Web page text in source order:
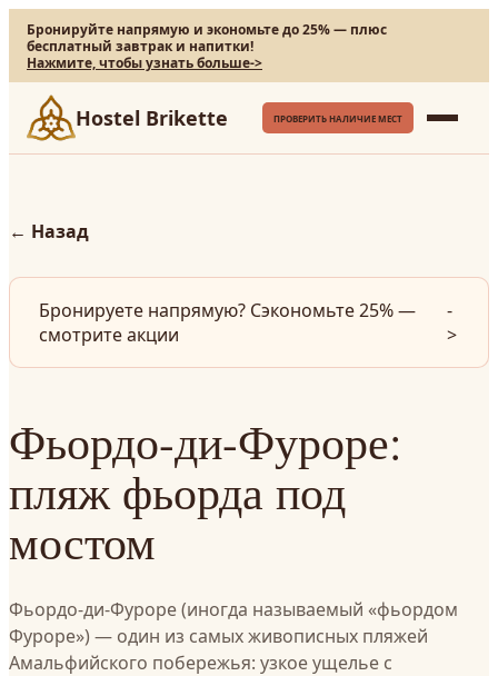
Бронируйте напрямую и экономьте до 25% — плюс
бесплатный завтрак и напитки!
Нажмите, чтобы узнать больше->
Hostel Brikette ПРОВЕРИТЬ НАЛИЧИЕ МЕСТ
← Назад
Бронируете напрямую? Сэкономьте 25% —
смотрите акции
-
>
Фьордо-ди-Фуроре:
пляж фьорда под
мостом
Фьордо-ди-Фуроре (иногда называемый «фьордом
Фуроре») — один из самых живописных пляжей
Амальфийского побережья: узкое ущелье с